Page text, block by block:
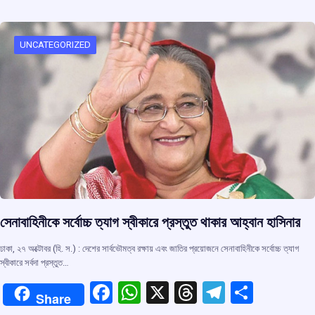
o
o
k
A
p
p
d
s
a
m
UNCATEGORIZED
সেনাবাহিনীকে সর্বোচ্চ ত্যাগ স্বীকারে প্রস্তুত থাকার আহ্বান হাসিনার
ঢাকা, ২৭ অক্টোবর (হি. স.) : দেশের সার্বভৌমত্ব রক্ষায় এবং জাতির প্রয়োজনে সেনাবাহিনীকে সর্বোচ্চ ত্যাগ
স্বীকারে সর্বদা প্রস্তুত…
Share
F
W X
T
T